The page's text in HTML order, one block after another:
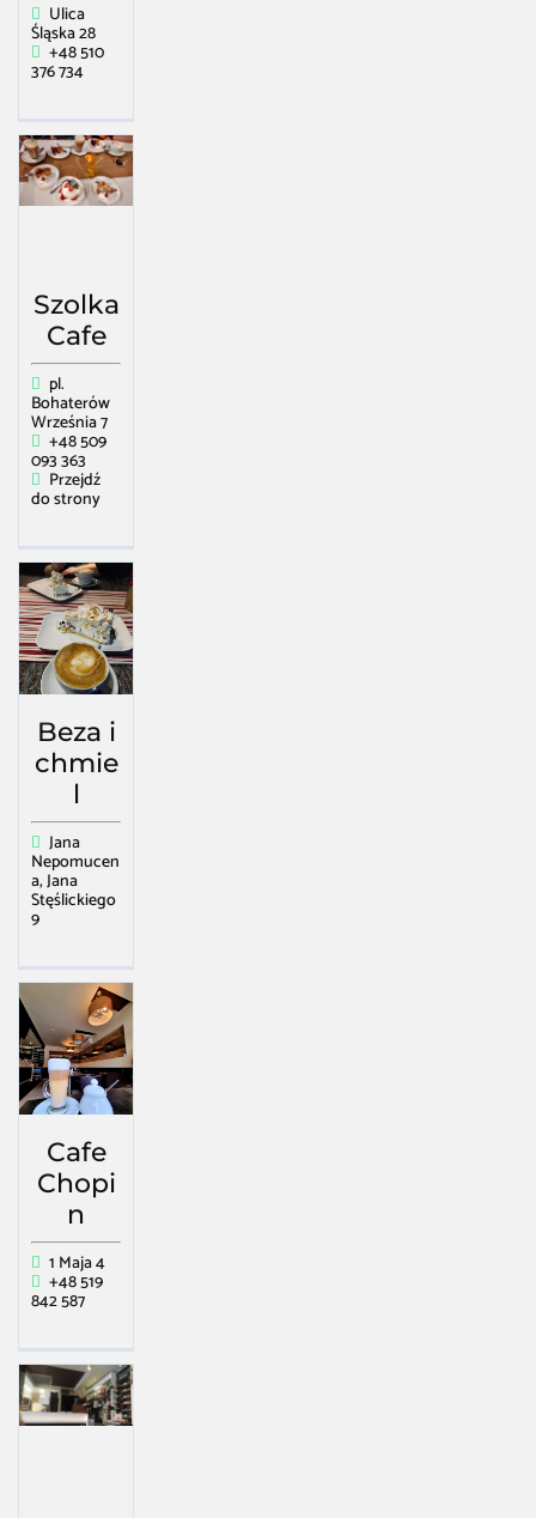
Ulica
Śląska 28
+48 510
376 734
Szolka
Cafe
pl.
Bohaterów
Września 7
+48 509
093 363
Przejdź
do strony
Beza i
chmie
l
Jana
Nepomucen
a, Jana
Stęślickiego
9
Cafe
Chopi
n
1 Maja 4
+48 519
842 587